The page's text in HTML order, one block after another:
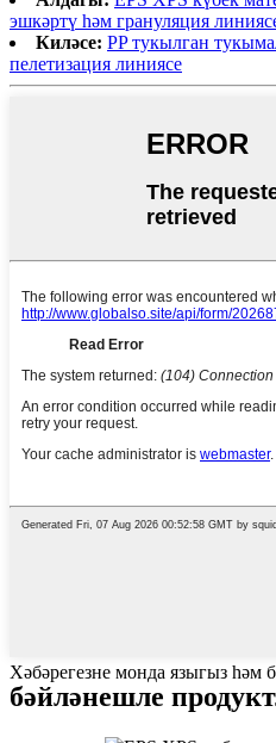
эшкәртү һәм грануляция
Киләсе: PP тукылган
пелетизация линиясе
Хәбәрегезне монда языгыз һәм
бәйләнешле